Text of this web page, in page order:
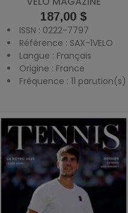
Prix
187,00 $
ISSN : 0222-7797
Référence : SAX-1VELO
Langue : Français
Origine : France
Fréquence : 11 parution(s)